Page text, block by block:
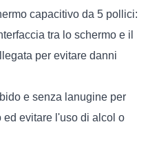
capacitivo da 5 pollici:
tra lo schermo e il
per evitare danni
e senza lanugine per
evitare l'uso di alcol o